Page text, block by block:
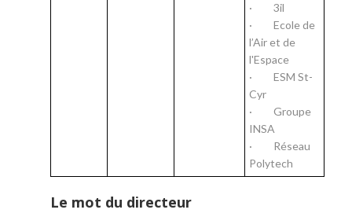
· 3il
· Ecole de
l’Air et de
l'Espace
· ESM St-
Cyr
· Groupe
INSA
· Réseau
Polytech
Le mot du directeur